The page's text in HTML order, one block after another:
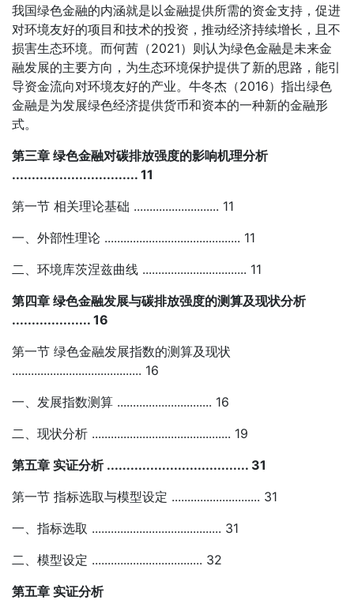
我国绿色金融的内涵就是以金融提供所需的资金支持，促进
对环境友好的项目和技术的投资，推动经济持续增长，且不
损害生态环境。而何茜（2021）则认为绿色金融是未来金
融发展的主要方向，为生态环境保护提供了新的思路，能引
导资金流向对环境友好的产业。牛冬杰（2016）指出绿色
金融是为发展绿色经济提供货币和资本的一种新的金融形
式。
第三章 绿色金融对碳排放强度的影响机理分析
................................ 11
第一节 相关理论基础 ........................... 11
一、外部性理论 ........................................... 11
二、环境库茨涅兹曲线 ................................. 11
第四章 绿色金融发展与碳排放强度的测算及现状分析
.................... 16
第一节 绿色金融发展指数的测算及现状
......................................... 16
一、发展指数测算 .............................. 16
二、现状分析 ............................................ 19
第五章 实证分析 .................................... 31
第一节 指标选取与模型设定 ............................ 31
一、指标选取 ......................................... 31
二、模型设定 ................................... 32
第五章 实证分析